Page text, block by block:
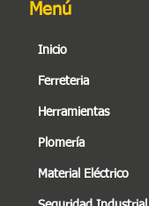
Menú
Inicio
Ferreteria
Herramientas
Plomería
Material Eléctrico